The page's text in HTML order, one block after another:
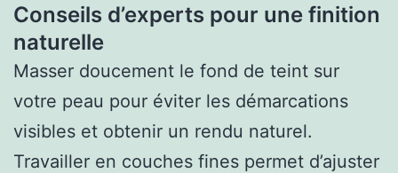
Conseils d’experts pour une finition
naturelle
Masser doucement le fond de teint sur
votre peau pour éviter les démarcations
visibles et obtenir un rendu naturel.
Travailler en couches fines permet d’ajuster